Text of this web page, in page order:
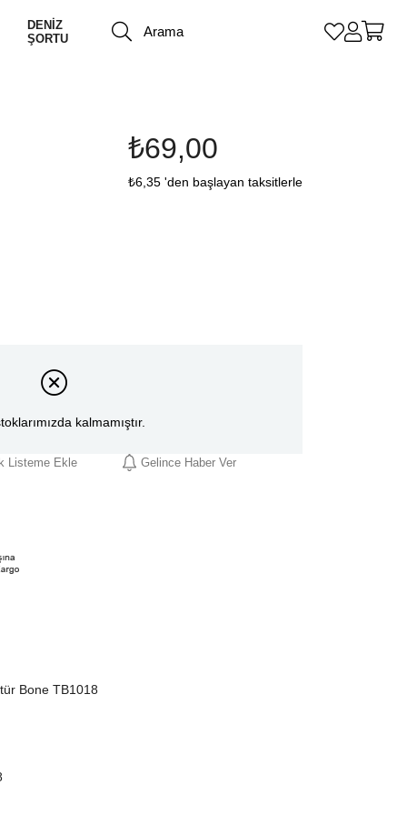
DENİZ
ŞORTU
₺69,00
₺6,35 'den başlayan taksitlerle
kalmamıştır.
Listeme Ekle Gelince Haber Ver
Bone TB1018